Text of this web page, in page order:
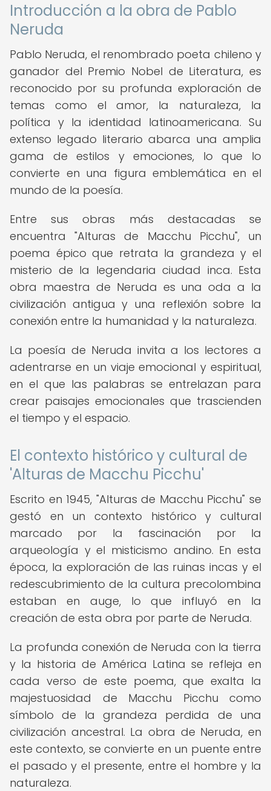
Introducción a la obra de Pablo
Neruda
Pablo Neruda, el renombrado poeta chileno y
ganador del Premio Nobel de Literatura, es
reconocido por su profunda exploración de
temas como el amor, la naturaleza, la
política y la identidad latinoamericana. Su
extenso legado literario abarca una amplia
gama de estilos y emociones, lo que lo
convierte en una figura emblemática en el
mundo de la poesía.
Entre sus obras más destacadas se
encuentra "Alturas de Macchu Picchu", un
poema épico que retrata la grandeza y el
misterio de la legendaria ciudad inca. Esta
obra maestra de Neruda es una oda a la
civilización antigua y una reflexión sobre la
conexión entre la humanidad y la naturaleza.
La poesía de Neruda invita a los lectores a
adentrarse en un viaje emocional y espiritual,
en el que las palabras se entrelazan para
crear paisajes emocionales que trascienden
el tiempo y el espacio.
El contexto histórico y cultural de
'Alturas de Macchu Picchu'
Escrito en 1945, "Alturas de Macchu Picchu" se
gestó en un contexto histórico y cultural
marcado por la fascinación por la
arqueología y el misticismo andino. En esta
época, la exploración de las ruinas incas y el
redescubrimiento de la cultura precolombina
estaban en auge, lo que influyó en la
creación de esta obra por parte de Neruda.
La profunda conexión de Neruda con la tierra
y la historia de América Latina se refleja en
cada verso de este poema, que exalta la
majestuosidad de Macchu Picchu como
símbolo de la grandeza perdida de una
civilización ancestral. La obra de Neruda, en
este contexto, se convierte en un puente entre
el pasado y el presente, entre el hombre y la
naturaleza.